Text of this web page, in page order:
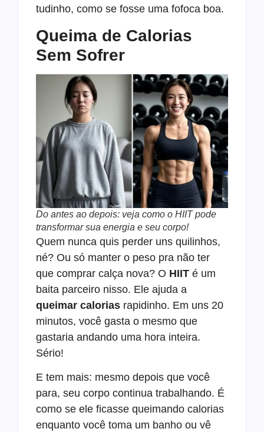
tudinho, como se fosse uma fofoca boa.
Queima de Calorias
Sem Sofrer
Do antes ao depois: veja como o HIIT pode
transformar sua energia e seu corpo!
Quem nunca quis perder uns quilinhos,
né? Ou só manter o peso pra não ter
que comprar calça nova? O HIIT é um
baita parceiro nisso. Ele ajuda a
queimar calorias rapidinho. Em uns 20
minutos, você gasta o mesmo que
gastaria andando uma hora inteira.
Sério!
E tem mais: mesmo depois que você
para, seu corpo continua trabalhando. É
como se ele ficasse queimando calorias
enquanto você toma um banho ou vê